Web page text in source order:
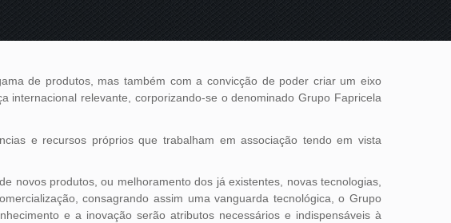
de produtos, mas também com a convicção de poder criar um eixo
relevante, corporizando-se o denominado Grupo Fapricela
e recursos próprios que trabalham em associação tendo em vista
novos produtos, ou melhoramento dos já existentes, novas tecnologias,
consagrando assim uma vanguarda tecnológica, o Grupo
e a inovação serão atributos necessários e indispensáveis à